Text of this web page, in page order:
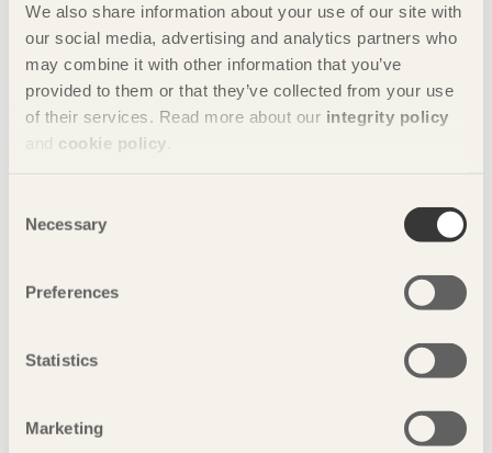
We also share information about your use of our site with
our social media, advertising and analytics partners who
may combine it with other information that you’ve
provided to them or that they’ve collected from your use
of their services. Read more about our integrity policy
and cookie policy
Selection
Necessary
Preferences
Statistics
Marketing
عام البناء: 2007
المهندس المعماري: Björn Westin TM-Konsult
المهندس الإنشائي: Granen AB, Micke Andersson
شركة البناء: NCC